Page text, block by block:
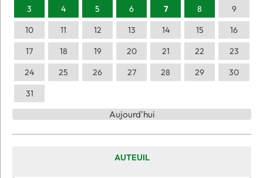
3 4 5 6 7 8
9
10
11 12 13 14 15
16
17
18 19 20 21 22
23
24
25 26 27 28 29
30
31
Aujourd'hui
AUTEUIL